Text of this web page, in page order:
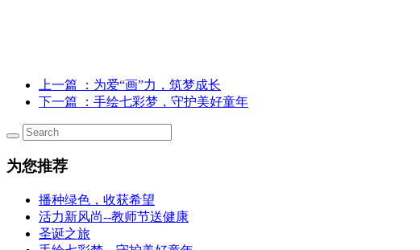
上一篇
：为爱“画”力，筑梦成长
下一篇
：手绘七彩梦，守护美好童年
为您推荐
播种绿色，收获希望
活力新风尚--教师节送健康
圣诞之旅